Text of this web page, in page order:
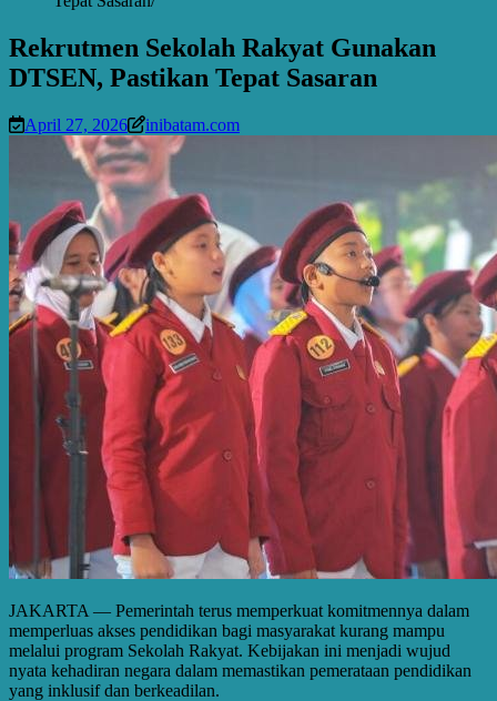
Rekrutmen Sekolah Rakyat Gunakan
DTSEN, Pastikan Tepat Sasaran
April 27, 2026 inibatam.com
JAKARTA — Pemerintah terus memperkuat komitmennya dalam
memperluas akses pendidikan bagi masyarakat kurang mampu
melalui program Sekolah Rakyat. Kebijakan ini menjadi wujud
nyata kehadiran negara dalam memastikan pemerataan pendidikan
yang inklusif dan berkeadilan.